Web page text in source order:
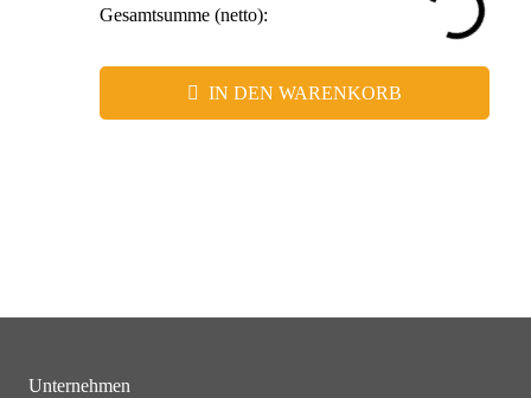
Gesamtsumme (netto):
IN DEN WARENKORB
Unternehmen